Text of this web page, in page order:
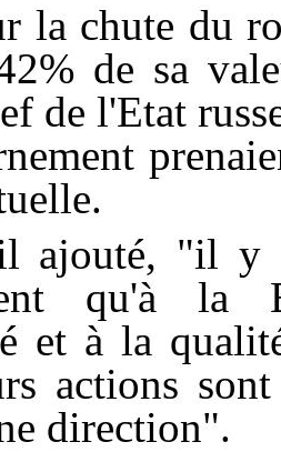
la chute du
de sa
de l'Etat
ajouté, "il y
qu'à la
et à la
actions
direction".